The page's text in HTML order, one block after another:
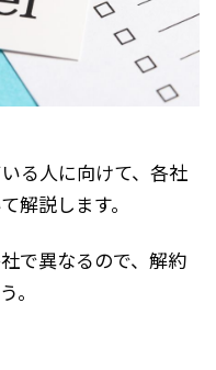
る人に向けて、各社
解説します。
で異なるので、解約
。